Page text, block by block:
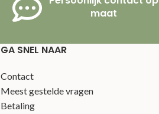
maat
GA SNEL NAAR
Contact
Meest gestelde vragen
Betaling